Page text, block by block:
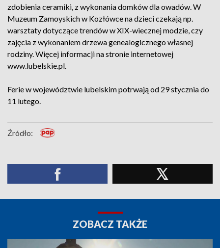
zdobienia ceramiki, z wykonania domków dla owadów. W
Muzeum Zamoyskich w Kozłówce na dzieci czekają np.
warsztaty dotyczące trendów w XIX-wiecznej modzie, czy
zajęcia z wykonaniem drzewa genealogicznego własnej
rodziny. Więcej informacji na stronie internetowej
www.lubelskie.pl.
Ferie w województwie lubelskim potrwają od 29 stycznia do
11 lutego.
Źródło:
ZOBACZ TAKŻE